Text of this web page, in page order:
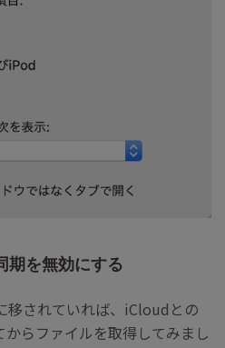
を無効にする
移されていれば、iCloudとの
らファイルを取得してみまし